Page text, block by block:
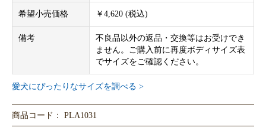
希望小売価格 ￥4,620 (税込)
備考
不良品以外の返品・交換等はお受けでき
ません。ご購入前に再度ボディサイズ表
でサイズをご確認ください。
愛犬にぴったりなサイズを調べる >
商品コード： PLA1031